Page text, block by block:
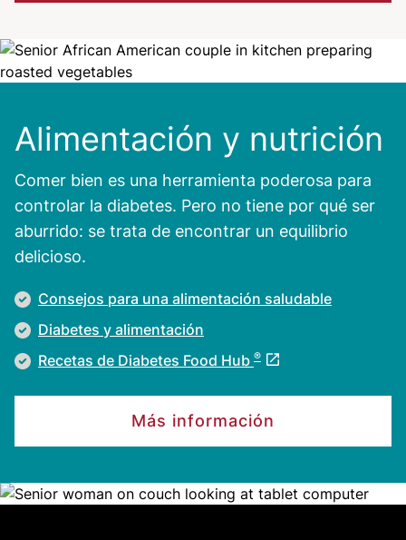
Alimentación y nutrición
Comer bien es una herramienta poderosa para
controlar la diabetes. Pero no tiene por qué ser
aburrido: se trata de encontrar un equilibrio
delicioso.
Consejos para una alimentación saludable
Diabetes y alimentación
Recetas de Diabetes Food Hub ®
Más información
Image
Image